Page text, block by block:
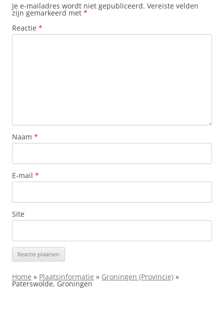
Je e-mailadres wordt niet gepubliceerd. Vereiste velden
zijn gemarkeerd met *
Reactie *
Naam *
E-mail *
Site
Home » Plaatsinformatie » Groningen (Provincie) »
Paterswolde, Groningen